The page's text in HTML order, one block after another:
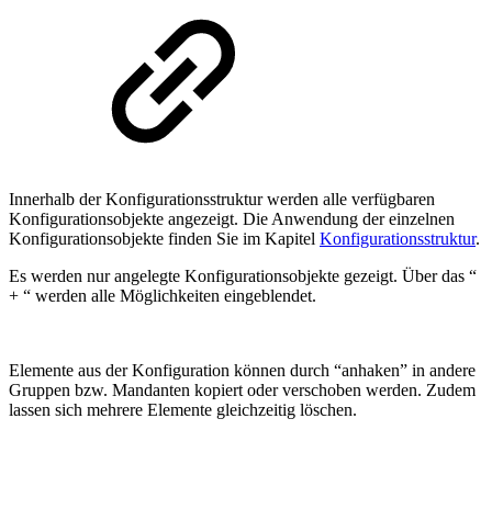
Innerhalb der Konfigurationsstruktur werden alle verfügbaren
Konfigurationsobjekte angezeigt. Die Anwendung der einzelnen
Konfigurationsobjekte finden Sie im Kapitel Konfigurationsstruktur.
Es werden nur angelegte Konfigurationsobjekte gezeigt. Über das “
+ “ werden alle Möglichkeiten eingeblendet.
Elemente aus der Konfiguration können durch “anhaken” in andere
Gruppen bzw. Mandanten kopiert oder verschoben werden. Zudem
lassen sich mehrere Elemente gleichzeitig löschen.